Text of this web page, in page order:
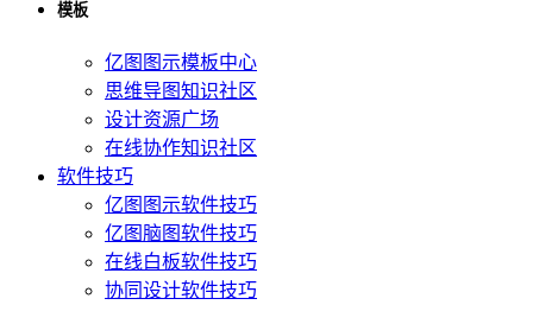
模板
亿图图示模板中心
思维导图知识社区
设计资源广场
在线协作知识社区
软件技巧
亿图图示软件技巧
亿图脑图软件技巧
在线白板软件技巧
协同设计软件技巧